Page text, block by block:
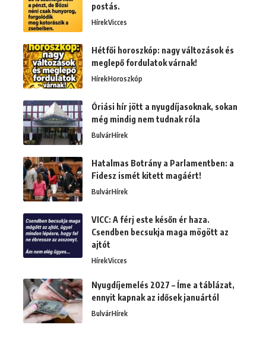
postás.
HírekVicces
Hétfői horoszkóp: nagy változások és
meglepő fordulatok várnak!
HírekHoroszkóp
Óriási hír jött a nyugdíjasoknak, sokan
még mindig nem tudnak róla
BulvárHírek
Hatalmas Botrány a Parlamentben: a
Fidesz ismét kitett magáért!
BulvárHírek
VICC: A férj este későn ér haza.
Csendben becsukja maga mögött az
ajtót
HírekVicces
Nyugdíjemelés 2027 – Íme a táblázat,
ennyit kapnak az idősek januártól
BulvárHírek